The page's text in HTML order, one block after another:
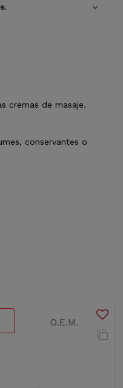
cremas de masaje.
conservantes o